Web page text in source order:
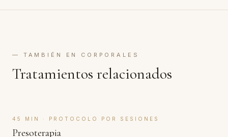
— TAMBIÉN EN CORPORALES
Tratamientos relacionados
45 MIN · PROTOCOLO POR SESIONES
Presoterapia